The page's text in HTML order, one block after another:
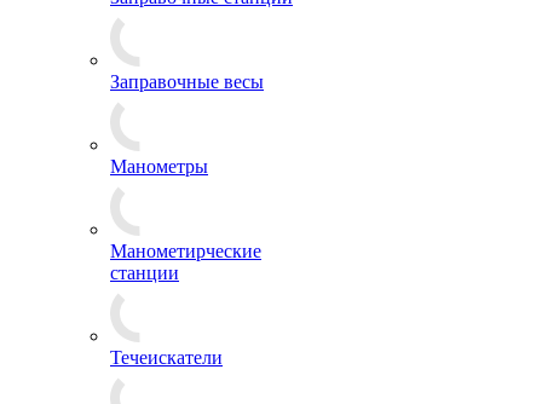
Заправочные весы
Манометры
Манометирческие
станции
Течеискатели